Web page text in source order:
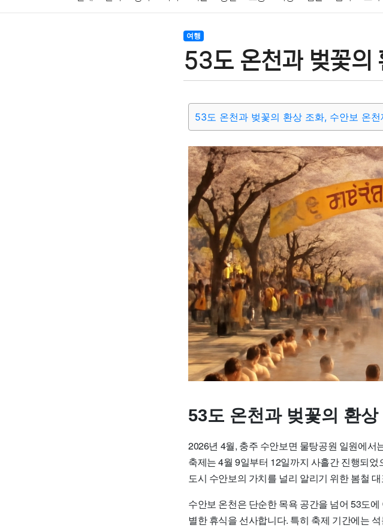
결혼 육아
기술 종교 사회 정치 건강 의료 의학
여행
53도 온천과 벚꽃의
53도 온천과 벚꽃의 환상 조화, 수안보 온천
53도 온천과 벚꽃의 환
2026년 4월, 충주 수안보면 물탕공원 일원에
축제는 4월 9일부터 12일까지 사흘간 진행되
도시 수안보의 가치를 널리 알리기 위한 봄철
수안보 온천은 단순한 목욕 공간을 넘어 53도
별한 휴식을 선사합니다. 특히 축제 기간에는